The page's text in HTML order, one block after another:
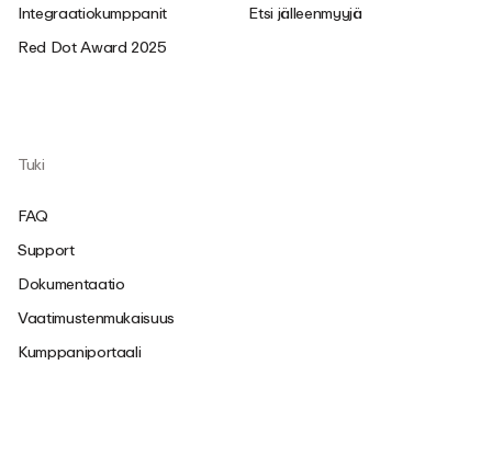
Integraatiokumppanit
Red Dot Award 2025
Etsi jälleenmyyjä
Tuki
FAQ
Support
Dokumentaatio
Vaatimustenmukaisuus
Kumppaniportaali